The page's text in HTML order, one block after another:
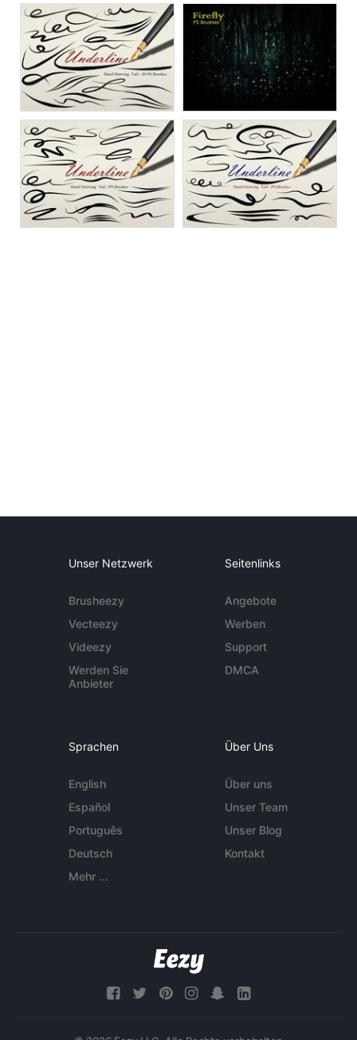
Unser Netzwerk
Brusheezy
Vecteezy
Videezy
Werden Sie
Anbieter
Seitenlinks
Angebote
Werben
Support
DMCA
Sprachen
English
Español
Português
Deutsch
Mehr ...
Über Uns
Über uns
Unser Team
Unser Blog
Kontakt